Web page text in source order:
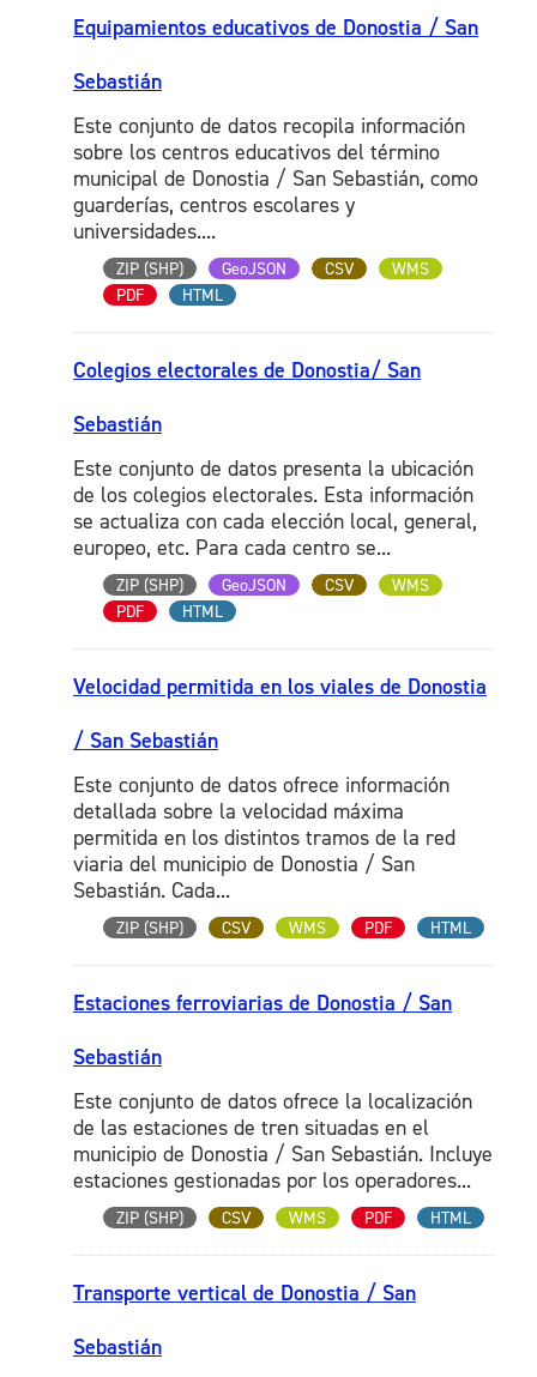
Equipamientos educativos de Donostia / San
Sebastián
Este conjunto de datos recopila información
sobre los centros educativos del término
municipal de Donostia / San Sebastián, como
guarderías, centros escolares y
universidades....
ZIP (SHP) GeoJSON CSV
WMS
PDF
HTML
Colegios electorales de Donostia/ San
Sebastián
Este conjunto de datos presenta la ubicación
de los colegios electorales. Esta información
se actualiza con cada elección local, general,
europeo, etc. Para cada centro se...
ZIP (SHP) GeoJSON CSV
WMS
PDF
HTML
Velocidad permitida en los viales de Donostia
/ San Sebastián
Este conjunto de datos ofrece información
detallada sobre la velocidad máxima
permitida en los distintos tramos de la red
viaria del municipio de Donostia / San
Sebastián. Cada...
ZIP (SHP) CSV WMS PDF HTML
Estaciones ferroviarias de Donostia / San
Sebastián
Este conjunto de datos ofrece la localización
de las estaciones de tren situadas en el
municipio de Donostia / San Sebastián. Incluye
estaciones gestionadas por los operadores...
ZIP (SHP) CSV WMS PDF HTML
Transporte vertical de Donostia / San
Sebastián